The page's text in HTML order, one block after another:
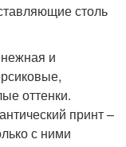
столь
и
оттенки.
принт –
с ними